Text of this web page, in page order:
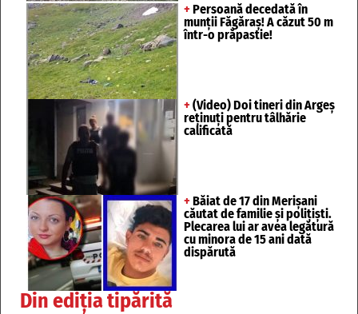
+ Persoană decedată în
munții Făgăraș! A căzut 50 m
într-o prăpastie!
+ (Video) Doi tineri din Argeș
reținuți pentru tâlhărie
calificată
+ Băiat de 17 din Merișani
căutat de familie și polițiști.
Plecarea lui ar avea legătură
cu minora de 15 ani dată
dispărută
Din ediția tipărită